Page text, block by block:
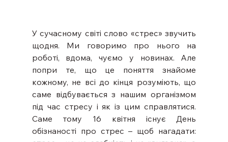
У сучасному світі слово «стрес» звучить
щодня. Ми говоримо про нього на
роботі, вдома, чуємо у новинах. Але
попри те, що це поняття знайоме
кожному, не всі до кінця розуміють, що
саме відбувається з нашим організмом
під час стресу і як із цим справлятися.
Саме тому 16 квітня існує День
обізнаності про стрес – щоб нагадати: